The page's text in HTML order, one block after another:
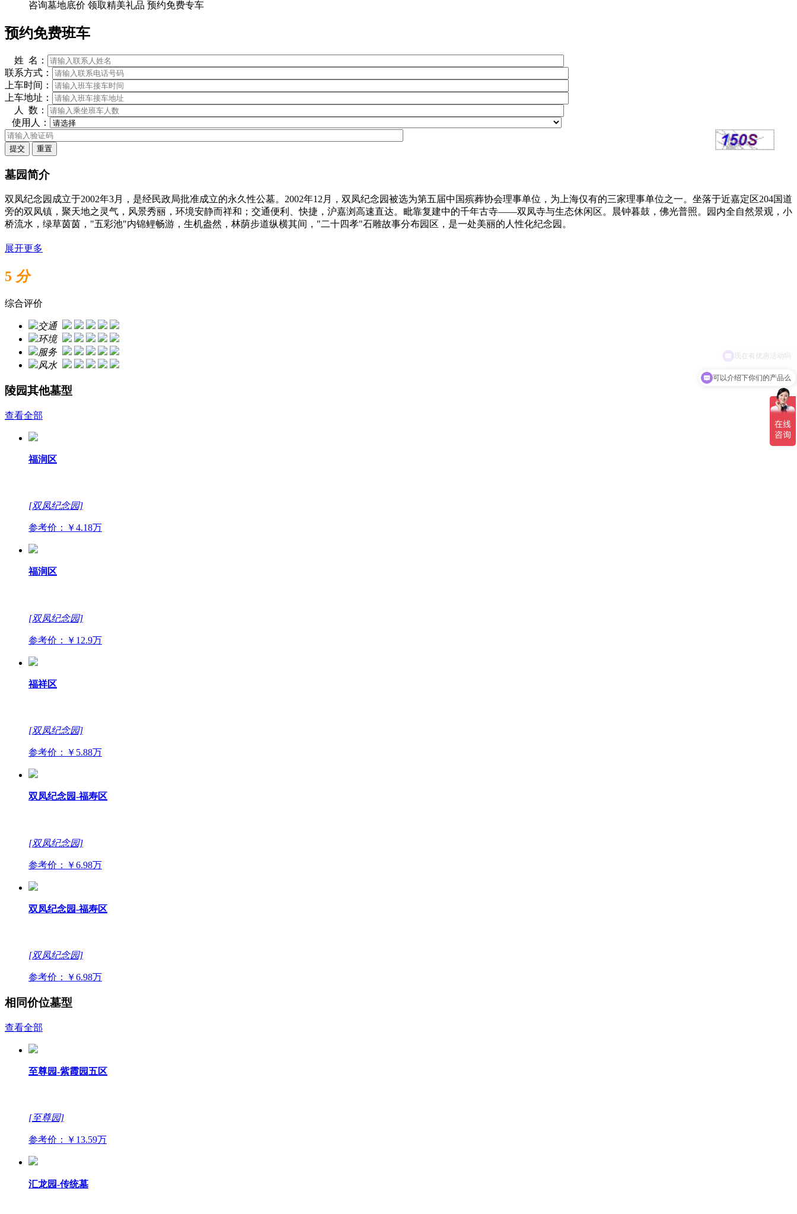
咨询墓地底价 领取精美礼品 预约免费专车
预约免费班车
姓 名：
联系方式：
上车时间：
上车地址：
人 数：
使用人：
墓园简介
双凤纪念园成立于2002年3月，是经民政局批准成立的永久性公墓。2002年12月，双凤纪念园被选为第五届中国殡葬协会理事单位，为上海仅有的三家理事单位之一。坐落于近嘉定区204国道
旁的双凤镇，聚天地之灵气，风景秀丽，环境安静而祥和；交通便利、快捷，沪嘉浏高速直达。毗靠复建中的千年古寺——双凤寺与生态休闲区。晨钟暮鼓，佛光普照。园内全自然景观，小
桥流水，绿草茵茵，"五彩池"内锦鲤畅游，生机盎然，林荫步道纵横其间，"二十四孝"石雕故事分布园区，是一处美丽的人性化纪念园。
展开更多
5 分
综合评价
交通
环境
服务
风水
陵园其他墓型
查看全部
福润区
[双凤纪念园]
参考价：￥4.18万
福润区
[双凤纪念园]
参考价：￥12.9万
福祥区
[双凤纪念园]
参考价：￥5.88万
双凤纪念园-福寿区
[双凤纪念园]
参考价：￥6.98万
双凤纪念园-福寿区
[双凤纪念园]
参考价：￥6.98万
相同价位墓型
查看全部
至尊园-紫霞园五区
[至尊园]
参考价：￥13.59万
汇龙园-传统墓
可以介绍下你们的产品么